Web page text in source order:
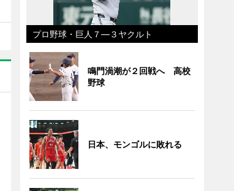
プロ野球・巨人７―３ヤクルト
鳴門渦潮が２回戦へ 高校
野球
日本、モンゴルに敗れる